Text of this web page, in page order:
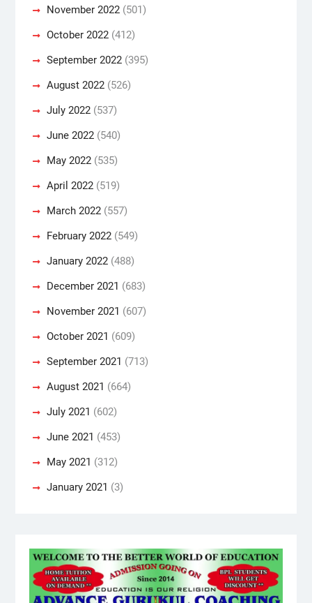
November 2022(501)
October 2022(412)
September 2022(395)
August 2022(526)
July 2022(537)
June 2022(540)
May 2022(535)
April 2022(519)
March 2022(557)
February 2022(549)
January 2022(488)
December 2021 (683)
November 2021 (607)
October 2021 (609)
September 2021 (713)
August 2021 (664)
July 2021 (602)
June 2021 (453)
May 2021 (312)
January 2021 (3)